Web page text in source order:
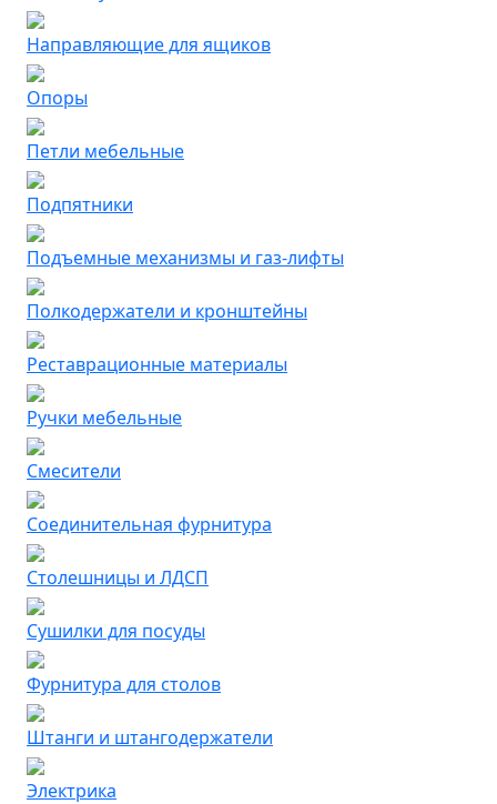
Направляющие для ящиков
Опоры
Петли мебельные
Подпятники
Подъемные механизмы и газ-лифты
Полкодержатели и кронштейны
Реставрационные материалы
Ручки мебельные
Смесители
Соединительная фурнитура
Столешницы и ЛДСП
Сушилки для посуды
Фурнитура для столов
Штанги и штангодержатели
Электрика